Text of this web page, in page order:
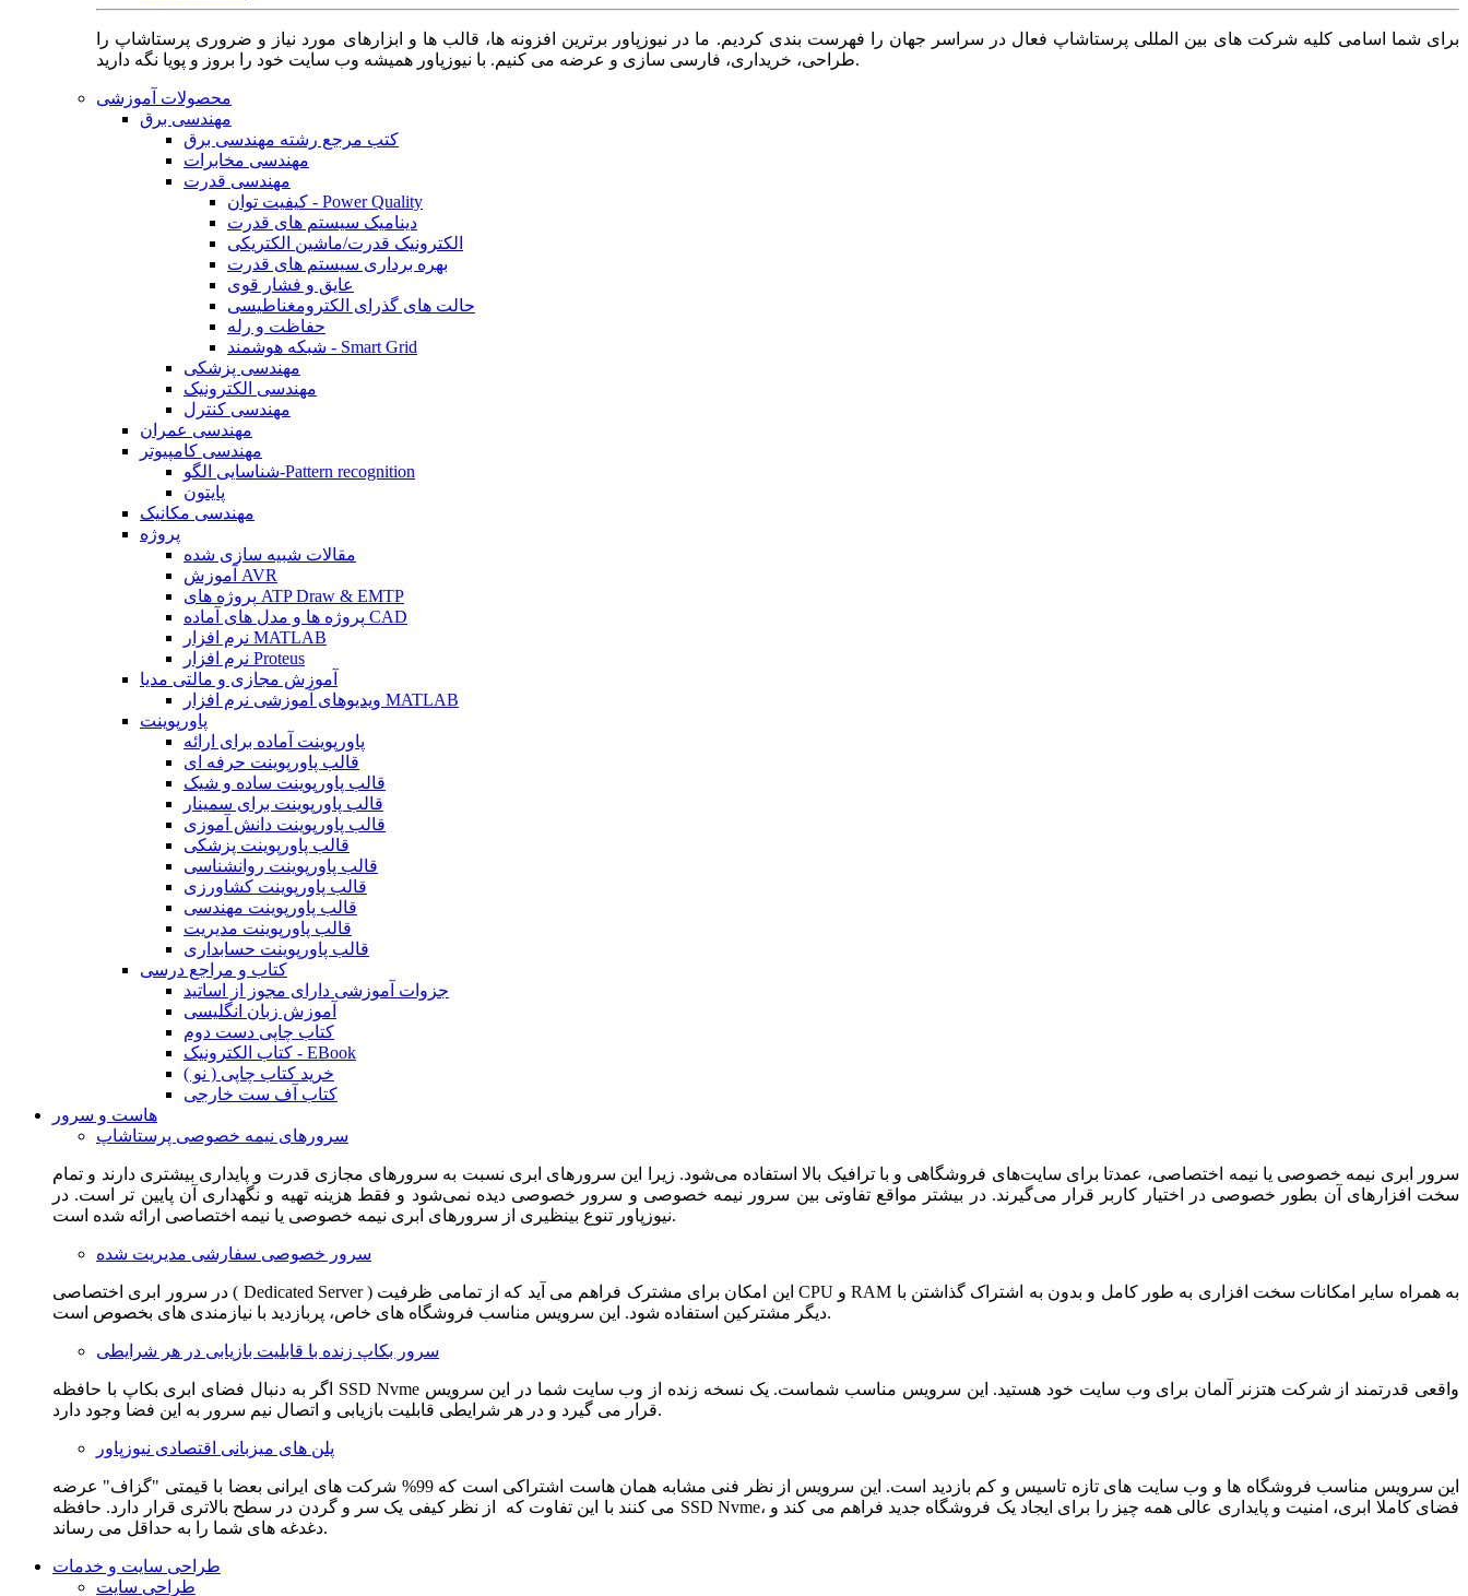
برای شما اسامی کلیه شرکت های بین المللی پرستاشاپ فعال در سراسر جهان را فهرست بندی کردیم. ما در نیوزپاور برترین افزونه ها، قالب ها و ابزارهای مورد نیاز و ضروری پرستاشاپ را
طراحی، خریداری، فارسی سازی و عرضه می کنیم. با نیوزپاور همیشه وب سایت خود را بروز و پویا نگه دارید.
محصولات آموزشی
مهندسی برق
کتب مرجع رشته مهندسی برق
مهندسی مخابرات
مهندسی قدرت
کیفیت توان - Power Quality
دینامیک سیستم های قدرت
الکترونیک قدرت/ماشین الکتریکی
بهره برداری سیستم های قدرت
عایق و فشار قوی
حالت های گذرای الکترومغناطیسی
حفاظت و رله
شبکه هوشمند - Smart Grid
مهندسی پزشکی
مهندسی الکترونیک
مهندسی کنترل
مهندسی عمران
مهندسی کامپیوتر
شناسایی الگو-Pattern recognition
پایتون
مهندسی مکانیک
پروژه
مقالات شبیه سازی شده
آموزش AVR
پروژه های ATP Draw & EMTP
پروژه ها و مدل های آماده CAD
نرم افزار MATLAB
نرم افزار Proteus
آموزش مجازی و مالتی مدیا
ویدیوهای آموزشی نرم افزار MATLAB
پاورپوینت
پاورپوینت آماده برای ارائه
قالب پاورپوینت حرفه ای
قالب پاورپوینت ساده و شیک
قالب پاورپوینت برای سمینار
قالب پاورپوینت دانش آموزی
قالب پاورپوینت پزشکی
قالب پاورپوینت روانشناسی
قالب پاورپوینت کشاورزی
قالب پاورپوینت مهندسی
قالب پاورپوینت مدیریت
قالب پاورپوینت حسابداری
کتاب و مراجع درسی
جزوات آموزشی دارای مجوز از اساتید
آموزش زبان انگلیسی
کتاب چاپی دست دوم
کتاب الکترونیک - EBook
خرید کتاب چاپی ( نو )
کتاب آف ست خارجی
هاست و سرور
سرورهای نیمه خصوصی پرستاشاپ
سرور ابری نیمه خصوصی یا نیمه اختصاصی، عمدتا برای سایت‌های فروشگاهی و با ترافیک بالا استفاده می‌شود. زیرا این سرورهای ابری نسبت به سرورهای مجازی قدرت و پایداری بیشتری دارند و تمام
سخت افزارهای آن بطور خصوصی در اختیار کاربر قرار می‌گیرند. در بیشتر مواقع تفاوتی بین سرور نیمه خصوصی و سرور خصوصی دیده نمی‌شود و فقط هزینه تهیه و نگهداری آن پایین تر است. در
نیوزپاور تنوع بینظیری از سرورهای ابری نیمه خصوصی یا نیمه اختصاصی ارائه شده است.
سرور خصوصی سفارشی مدیریت شده
در سرور ابری اختصاصی ( Dedicated Server ) این امکان برای مشترک فراهم می آید که از تمامی ظرفیت CPU و RAM به همراه سایر امکانات سخت افزاری به طور کامل و بدون به اشتراک گذاشتن با
دیگر مشترکین استفاده شود. این سرویس مناسب فروشگاه های خاص، پربازدید با نیازمندی های بخصوص است.
سرور بکاپ زنده با قابلیت بازیابی در هر شرایطی
اگر به دنبال فضای ابری بکاپ با حافظه SSD Nvme واقعی قدرتمند از شرکت هتزنر آلمان برای وب سایت خود هستید. این سرویس مناسب شماست. یک نسخه زنده از وب سایت شما در این سرویس
قرار می گیرد و در هر شرایطی قابلیت بازیابی و اتصال نیم سرور به این فضا وجود دارد.
پلن های میزبانی اقتصادی نیوزپاور
این سرویس مناسب فروشگاه ها و وب سایت های تازه تاسیس و کم بازدید است. این سرویس از نظر فنی مشابه همان هاست اشتراکی است که 99% شرکت های ایرانی بعضا با قیمتی "گزاف" عرضه
می کنند با این تفاوت که از نظر کیفی یک سر و گردن در سطح بالاتری قرار دارد. حافظه SSD Nvme، فضای کاملا ابری، امنیت و پایداری عالی همه چیز را برای ایجاد یک فروشگاه جدید فراهم می کند و
دغدغه های شما را به حداقل می رساند.
طراحی سایت و خدمات
طراحی سایت